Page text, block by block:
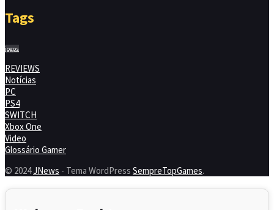
Tags
jogos
REVIEWS
Notícias
PC
PS4
SWITCH
Xbox One
Video
Glossário Gamer
© 2024JNews - Tema WordPress SempreTopGames.